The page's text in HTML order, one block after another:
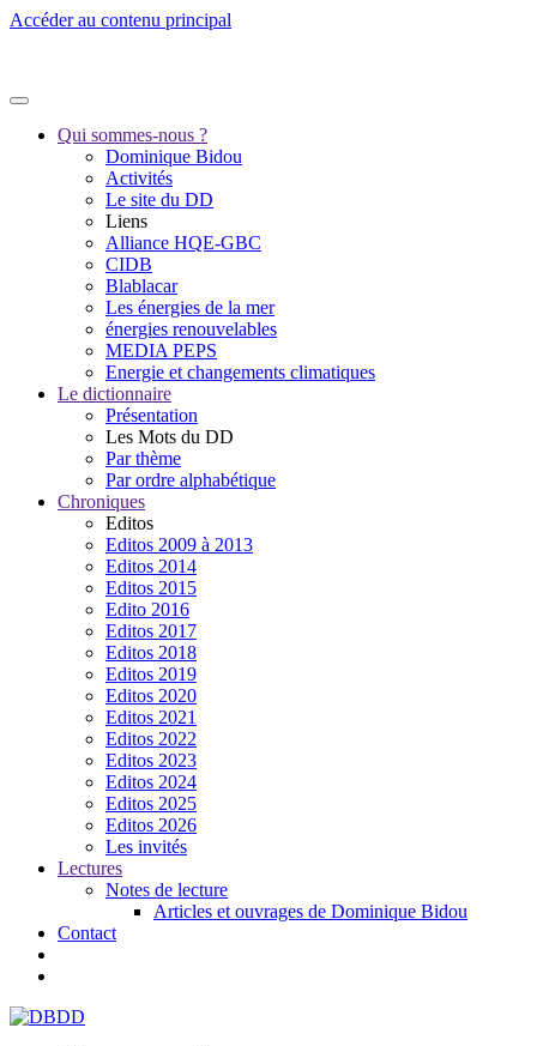
Accéder au contenu principal
Qui sommes-nous ?
Dominique Bidou
Activités
Le site du DD
Liens
Alliance HQE-GBC
CIDB
Blablacar
Les énergies de la mer
énergies renouvelables
MEDIA PEPS
Energie et changements climatiques
Le dictionnaire
Présentation
Les Mots du DD
Par thème
Par ordre alphabétique
Chroniques
Editos
Editos 2009 à 2013
Editos 2014
Editos 2015
Edito 2016
Editos 2017
Editos 2018
Editos 2019
Editos 2020
Editos 2021
Editos 2022
Editos 2023
Editos 2024
Editos 2025
Editos 2026
Les invités
Lectures
Notes de lecture
Articles et ouvrages de Dominique Bidou
Contact